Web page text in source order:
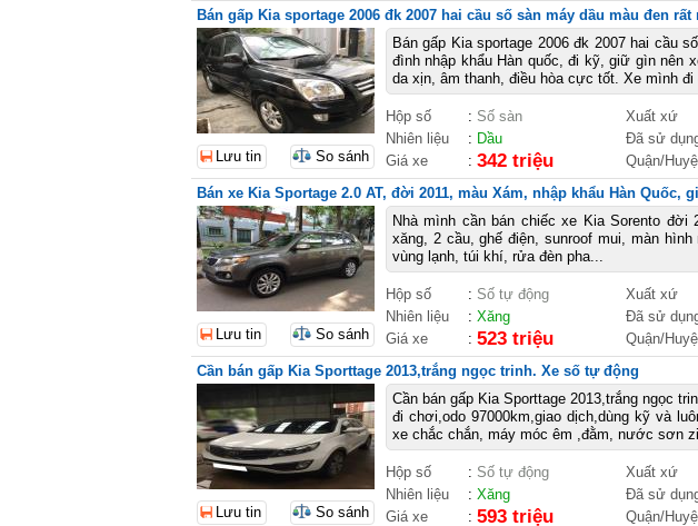
Bán gấp Kia sportage 2006 đk 2007 hai cầu số sàn máy dầu màu đen rất
Bán gấp Kia sportage 2006 đk 2007 hai cầu
đình nhập khẩu Hàn quốc, đi kỹ, giữ gìn nên
da xịn, âm thanh, điều hòa cực tốt. Xe mình
Hộp số : Số sàn Xuất xứ
Nhiên liệu
: Dầu Đã sử
Giá xe
: 342 triệu Quận/
Lưu tin So sánh
Bán xe Kia Sportage 2.0 AT, đời 2011, màu Xám, nhập khẩu Hàn Quốc,
Nhà mình cần bán chiếc xe Kia Sorento đời
xăng, 2 cầu, ghế điện, sunroof mui, màn
vùng lạnh, túi khí, rửa đèn pha...
Hộp số : Số tự động Xuất xứ
Nhiên liệu
: Xăng Đã sử
Giá xe
: 523 triệu Quận/
Lưu tin So sánh
Cần bán gấp Kia Sporttage 2013,trắng ngọc trinh. Xe số tự động
Cần bán gấp Kia Sporttage 2013,trắng ngọc
đi chơi,odo 97000km,giao dịch,dùng kỹ và
xe chắc chắn, máy móc êm ,đằm, nước sơn
Hộp số : Số tự động Xuất xứ
Nhiên liệu
: Xăng Đã sử
Giá xe
: 593 triệu Quận/
Lưu tin So sánh